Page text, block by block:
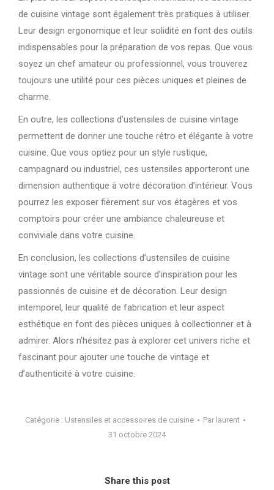
de cuisine vintage sont également très pratiques à utiliser.
Leur design ergonomique et leur solidité en font des outils
indispensables pour la préparation de vos repas. Que vous
soyez un chef amateur ou professionnel, vous trouverez
toujours une utilité pour ces pièces uniques et pleines de
charme.
En outre, les collections d’ustensiles de cuisine vintage
permettent de donner une touche rétro et élégante à votre
cuisine. Que vous optiez pour un style rustique,
campagnard ou industriel, ces ustensiles apporteront une
dimension authentique à votre décoration d’intérieur. Vous
pourrez les exposer fièrement sur vos étagères et vos
comptoirs pour créer une ambiance chaleureuse et
conviviale dans votre cuisine.
En conclusion, les collections d’ustensiles de cuisine
vintage sont une véritable source d’inspiration pour les
passionnés de cuisine et de décoration. Leur design
intemporel, leur qualité de fabrication et leur aspect
esthétique en font des pièces uniques à collectionner et à
admirer. Alors n’hésitez pas à explorer cet univers riche et
fascinant pour ajouter une touche de vintage et
d’authenticité à votre cuisine.
Catégorie : Ustensiles et accessoires de cuisine Par laurent
31 octobre 2024
Share this post